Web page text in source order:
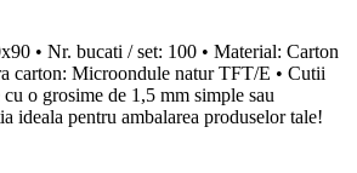
• Nr. bucati / set: 100 • Material: Carton
carton: Microondule natur TFT/E • Cutii
o grosime de 1,5 mm simple sau
ideala pentru ambalarea produselor tale!